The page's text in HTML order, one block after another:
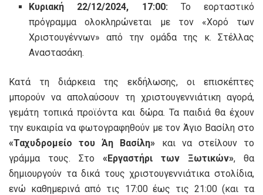
Κυριακή 22/12/2024, 17:00:Το εορταστικό
πρόγραμμα ολοκληρώνεται με τον «Χορό των
Χριστουγέννων» από την ομάδα της κ. Στέλλας
Αναστασάκη.
Κατά τη διάρκεια της εκδήλωσης, οι επισκέπτες
μπορούν να απολαύσουν τη χριστουγεννιάτικη αγορά,
γεμάτη τοπικά προϊόντα και δώρα. Τα παιδιά θα έχουν
την ευκαιρία να φωτογραφηθούν με τον Άγιο Βασίλη στο
«Ταχυδρομείο του Άη Βασίλη» και να στείλουν το
γράμμα τους. Στο «Εργαστήρι των Ξωτικών», θα
δημιουργούν τα δικά τους χριστουγεννιάτικα στολίδια,
ενώ καθημερινά από τις 17:00 έως τις 21:00 (και τα